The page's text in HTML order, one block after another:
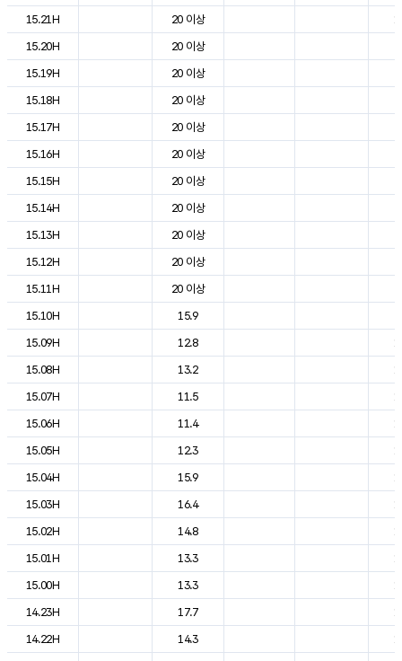
15.21H
20 이상
15.20H
20 이상
15.19H
20 이상
15.18H
20 이상
15.17H
20 이상
15.16H
20 이상
15.15H
20 이상
15.14H
20 이상
15.13H
20 이상
15.12H
20 이상
15.11H
20 이상
15.10H
15.9
15.09H
12.8
15.08H
13.2
15.07H
11.5
15.06H
11.4
15.05H
12.3
15.04H
15.9
15.03H
16.4
15.02H
14.8
15.01H
13.3
15.00H
13.3
14.23H
17.7
14.22H
14.3